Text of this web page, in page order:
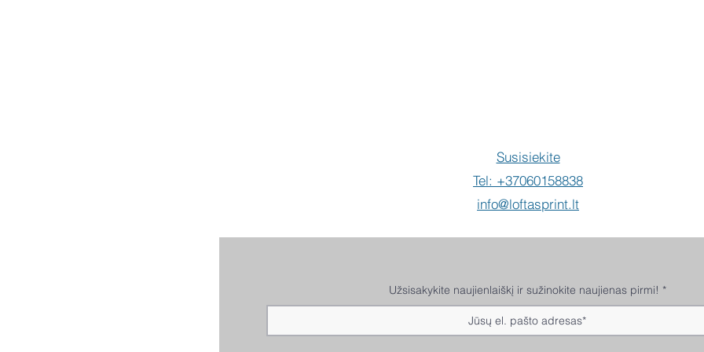
Susisiekite
Tel: +37060158838
info@loftasprint.lt
Užsisakykite naujienlaiškį ir sužinokite naujienas pirmi!